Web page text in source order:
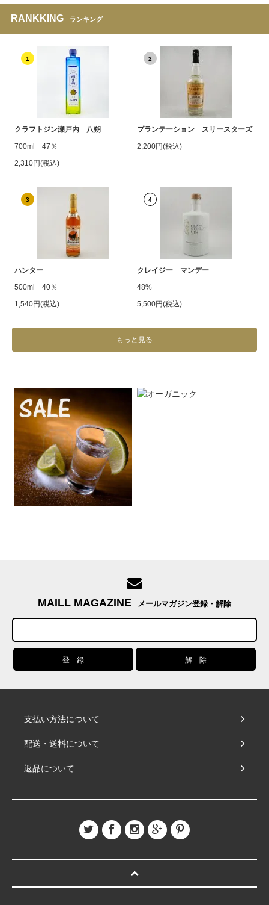
RANKKING ランキング
1
クラフトジン瀬戸内 八朔
700ml 47％
2,310円(税込)
2
プランテーション スリースターズ
2,200円(税込)
3
ハンター
500ml 40％
1,540円(税込)
4
クレイジー マンデー
48%
5,500円(税込)
もっと見る
MAILL MAGAZINE メールマガジン登録・解除
支払い方法について
配送・送料について
返品について